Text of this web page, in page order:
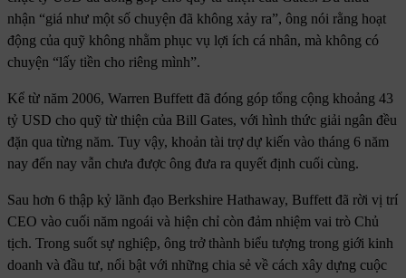
nhận “giá như một số chuyện đã không xảy ra”, ông nói rằng hoạt
động của quỹ không nhằm phục vụ lợi ích cá nhân, mà không có
chuyện “lấy tiền cho riêng mình”.
Kể từ năm 2006, Warren Buffett đã đóng góp tổng cộng khoảng 43
tỷ USD cho quỹ từ thiện của Bill Gates, với hình thức giải ngân đều
đặn qua từng năm. Tuy vậy, khoản tài trợ dự kiến vào tháng 6 năm
nay đến nay vẫn chưa được ông đưa ra quyết định cuối cùng.
Sau hơn 6 thập kỷ lãnh đạo Berkshire Hathaway, Buffett đã rời vị trí
CEO vào cuối năm ngoái và hiện chỉ còn đảm nhiệm vai trò Chủ
tịch. Trong suốt sự nghiệp, ông trở thành biểu tượng trong giới kinh
doanh và đầu tư, nổi bật với những chia sẻ về cách xây dựng cuộc